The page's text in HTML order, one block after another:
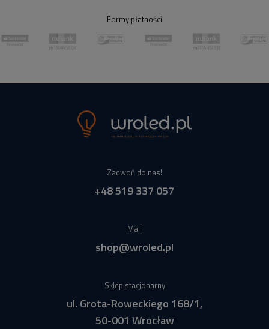
Formy płatności
Zadwoń do nas!
+48 519 337 057
Mail
shop@wroled.pl
Sklep stacjonarny
ul. Grota-Roweckiego 168/1,
50-001 Wrocław